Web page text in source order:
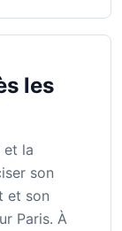
les
et la
son
et son
Paris. À